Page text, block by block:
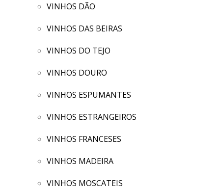
VINHOS DÃO
VINHOS DAS BEIRAS
VINHOS DO TEJO
VINHOS DOURO
VINHOS ESPUMANTES
VINHOS ESTRANGEIROS
VINHOS FRANCESES
VINHOS MADEIRA
VINHOS MOSCATEIS